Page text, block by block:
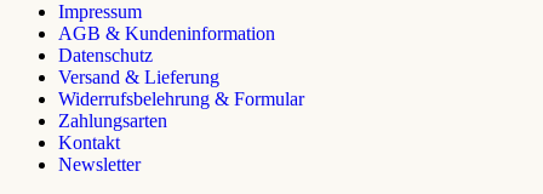
Impressum
AGB & Kundeninformation
Datenschutz
Versand & Lieferung
Widerrufsbelehrung & Formular
Zahlungsarten
Kontakt
Newsletter